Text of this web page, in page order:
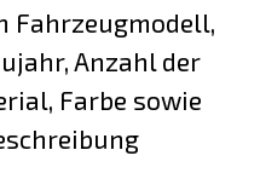
Fahrzeugmodell,
Anzahl der
Farbe sowie